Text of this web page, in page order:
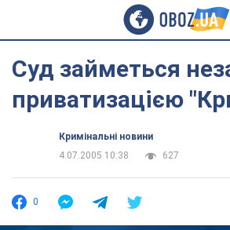
Суд займеться
приватизацією
Кримінальні новини
4.07.2005 10:38
627
0